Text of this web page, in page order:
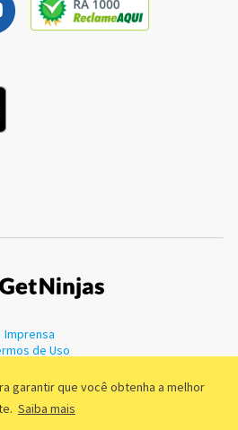
garantir que você obtenha a melhor
Saiba mais
Imprensa
de Uso